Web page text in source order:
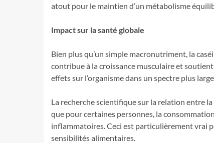
atout pour le maintien d’un métabolisme
Impact sur la santé globale
Bien plus qu’un simple macronutriment, la
contribue à la croissance musculaire et
effets sur l’organisme dans un spectre plus
La recherche scientifique sur la relation entre la
que pour certaines personnes, la
inflammatoires. Ceci est particulièrement vrai
sensibilités alimentaires.